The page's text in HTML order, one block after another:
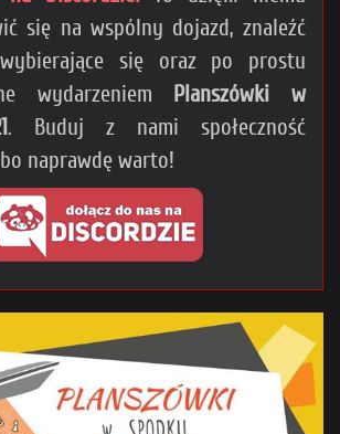
się na wspólny dojazd, znaleźć
się oraz po prostu
wydarzeniem Planszówki w
. Buduj z nami społeczność
naprawdę warto!